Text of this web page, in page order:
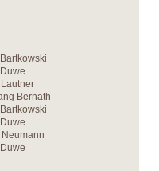
Bernath
Neumann